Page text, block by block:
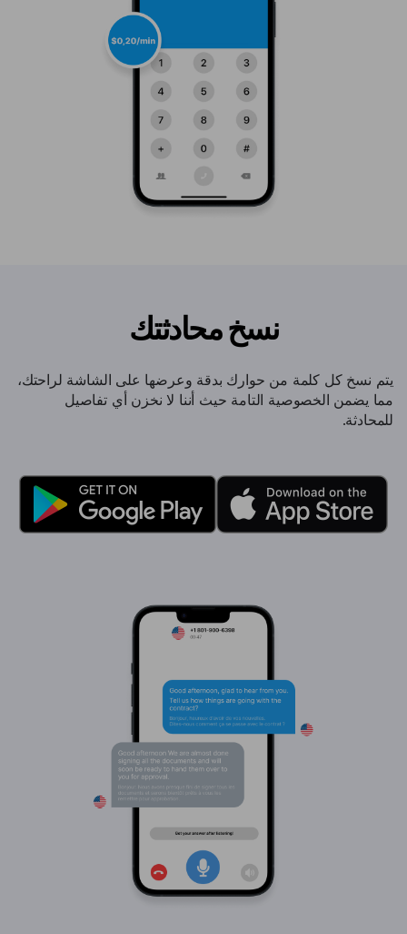
نسخ محادثتك
يتم نسخ كل كلمة من حوارك بدقة وعرضها على الشاشة لراحتك،
مما يضمن الخصوصية التامة حيث أننا لا نخزن أي تفاصيل
للمحادثة.